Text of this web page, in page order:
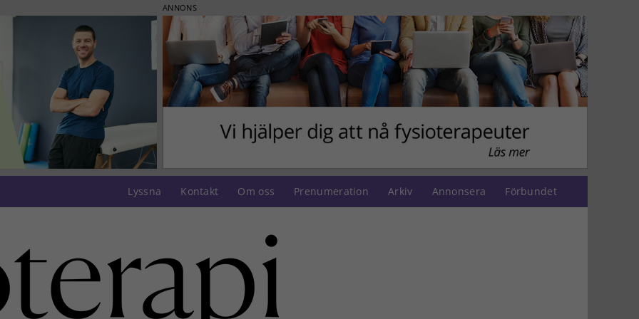
ANNONS
Lyssna Kontakt Om oss Prenumeration Arkiv Annonsera Förbundet